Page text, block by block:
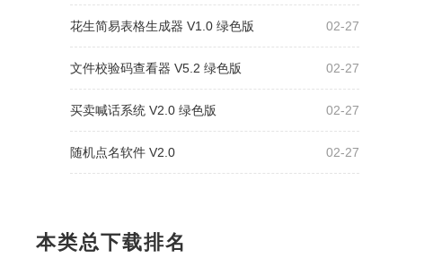
02-27
花生简易表格生成器 V1.0 绿色版
02-27
文件校验码查看器 V5.2 绿色版
02-27
买卖喊话系统 V2.0 绿色版
02-27
随机点名软件 V2.0
本类总下载排名